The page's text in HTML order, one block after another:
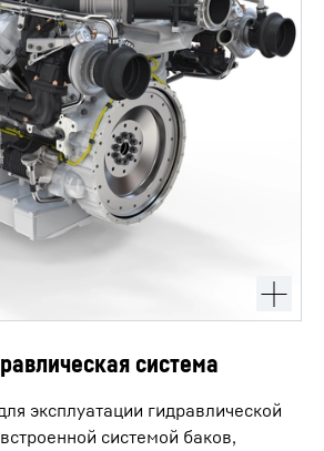
система
эксплуатации гидравлической
системой баков,